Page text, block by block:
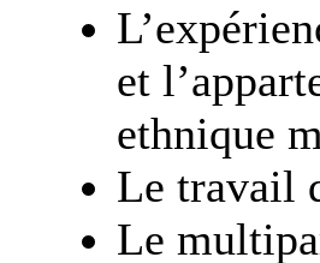
et
ethnique
Le travail
Le